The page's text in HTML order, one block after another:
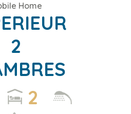
Home
2
2